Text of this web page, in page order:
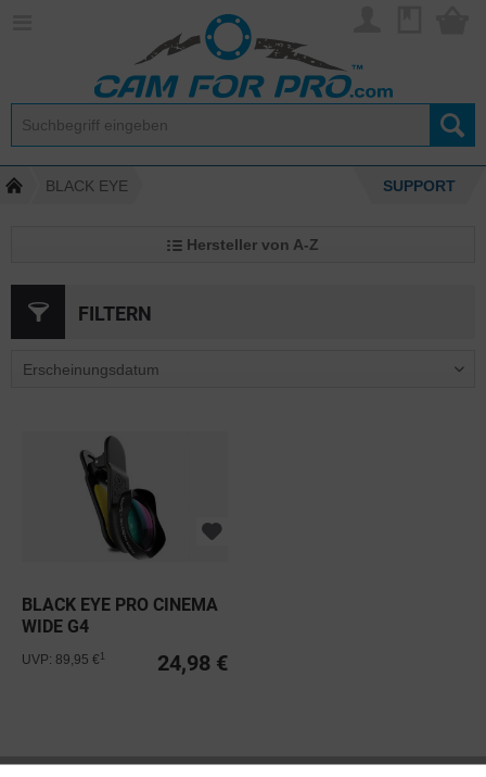
BLACK EYE SUPPORT
Hersteller von A-Z
FILTERN
BLACK EYE PRO CINEMA
WIDE G4
24,98 €
UVP: 89,95 €